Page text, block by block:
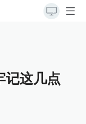
记这几点